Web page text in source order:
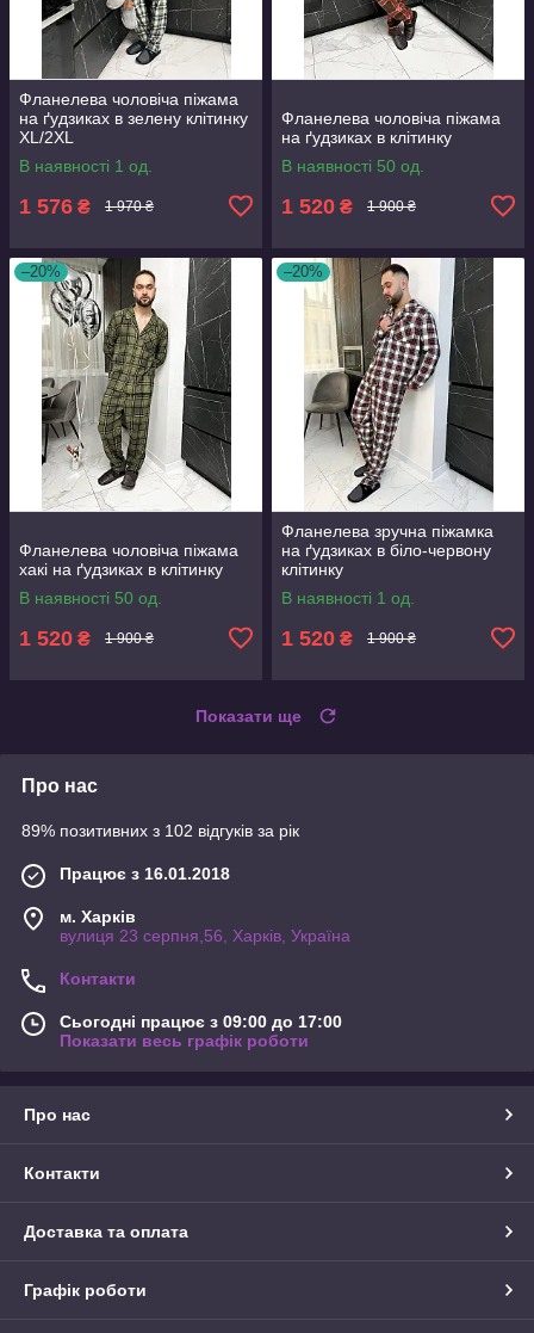
Фланелева чоловіча піжама
на ґудзиках в зелену клітинку
XL/2XL
В наявності 1 од.
1 576 ₴ 1 970 ₴
Фланелева чоловіча піжама
на ґудзиках в клітинку
В наявності 50 од.
1 520 ₴ 1 900 ₴
–20%
Фланелева чоловіча піжама
хакі на ґудзиках в клітинку
В наявності 50 од.
1 520 ₴ 1 900 ₴
–20%
Фланелева зручна піжамка
на ґудзиках в біло-червону
клітинку
В наявності 1 од.
1 520 ₴ 1 900 ₴
Показати ще
Про нас
89% позитивних з 102 відгуків за рік
Працює з 16.01.2018
м. Харків
вулиця 23 серпня,56, Харків, Україна
Контакти
Сьогодні працює з 09:00 до 17:00
Показати весь графік роботи
Про нас
Контакти
Доставка та оплата
Графік роботи